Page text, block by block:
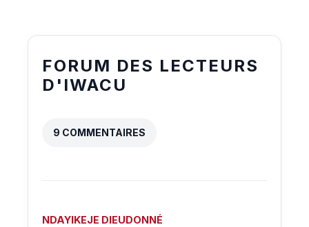
FORUM DES LECTEURS
D'IWACU
9 COMMENTAIRES
NDAYIKEJE DIEUDONNÉ